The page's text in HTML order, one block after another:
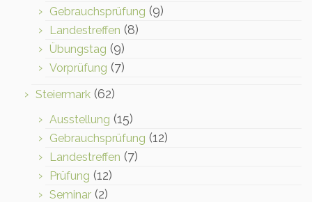
Gebrauchsprüfung (9)
Landestreffen (8)
Übungstag (9)
Vorprüfung (7)
Steiermark (62)
Ausstellung (15)
Gebrauchsprüfung (12)
Landestreffen (7)
Prüfung (12)
Seminar (2)